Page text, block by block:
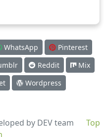
WhatsApp
Pinterest
Reddit
Mix
Wordpress
Top
by DEV team